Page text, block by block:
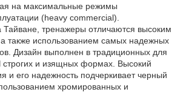
на максимальные режимы
(heavy commercial).
тренажеры отличаются высоким
а также использованием самых надежных
Дизайн выполнен в традиционных для
строгих и изящных формах. Высокий
и его надежность подчеркивает черный
хромированных и